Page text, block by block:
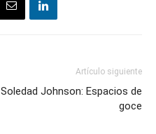
Artículo siguiente
Soledad Johnson: Espacios de
goce